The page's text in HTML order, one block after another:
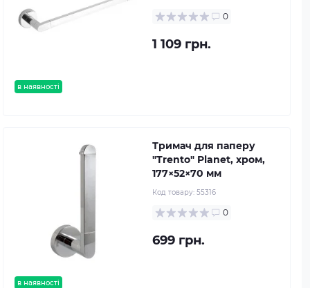
в наявності
0
1 109 грн.
в наявності
Тримач для паперу
"Trento" Planet, хром,
177×52×70 мм
Код товару: 55316
0
699 грн.